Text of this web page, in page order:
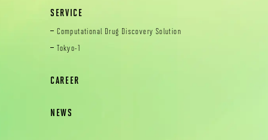
SERVICE
Computational Drug Discovery Solution
Tokyo-1
CAREER
NEWS